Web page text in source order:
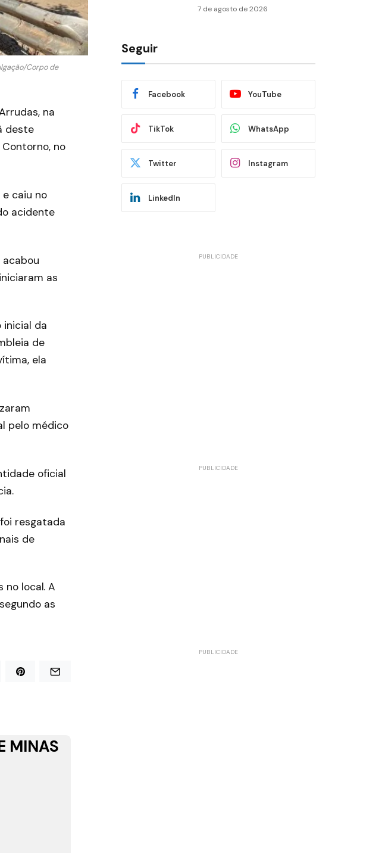
Corpo de
na
deste
no
caiu no
acidente
as
da
de
ela
pelo médico
oficial
resgatada
de
no local. A
as
MINAS
7 de agosto de 2026
Seguir
Facebook YouTube
TikTok WhatsApp
Twitter Instagram
LinkedIn